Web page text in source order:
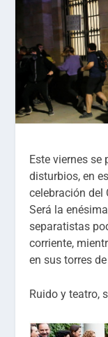
Este viernes
disturbios, en
celebración del
Será la
separatistas
corriente,
en sus torres
Ruido y teatro,